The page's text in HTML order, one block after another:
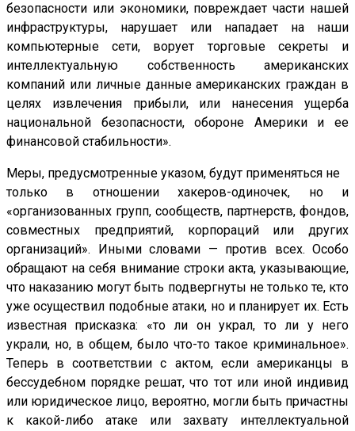
безопасности или экономики, повреждает части нашей
инфраструктуры, нарушает или нападает на наши
компьютерные сети, ворует торговые секреты и
интеллектуальную собственность американских
компаний или личные данные американских граждан в
целях извлечения прибыли, или нанесения ущерба
национальной безопасности, обороне Америки и ее
финансовой стабильности».
Меры, предусмотренные указом, будут применяться не
только в отношении хакеров-одиночек, но и
«организованных групп, сообществ, партнерств, фондов,
совместных предприятий, корпораций или других
организаций». Иными словами — против всех. Особо
обращают на себя внимание строки акта, указывающие,
что наказанию могут быть подвергнуты не только те, кто
уже осуществил подобные атаки, но и планирует их. Есть
известная присказка: «то ли он украл, то ли у него
украли, но, в общем, было что-то такое криминальное».
Теперь в соответствии с актом, если американцы в
бессудебном порядке решат, что тот или иной индивид
или юридическое лицо, вероятно, могли быть причастны
к какой-либо атаке или захвату интеллектуальной